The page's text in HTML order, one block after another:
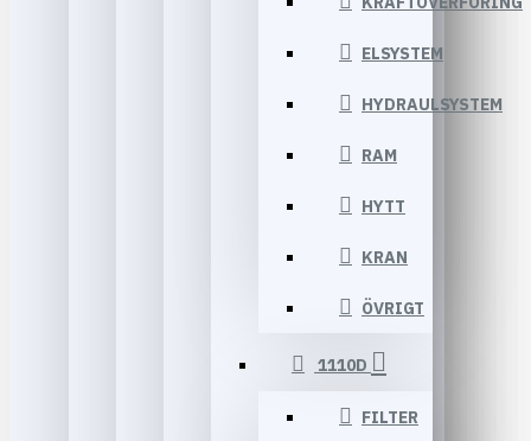
ELSYSTEM
HYDRAULSYSTEM
RAM
HYTT
KRAN
ÖVRIGT
1110D
FILTER